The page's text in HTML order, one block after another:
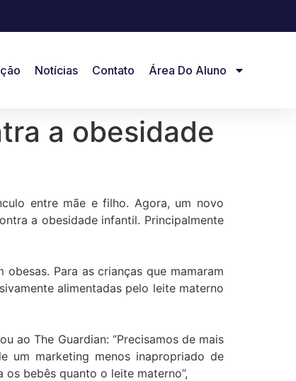
Notícias Contato Área Do Aluno
a obesidade
entre mãe e filho. Agora, um novo
a obesidade infantil. Principalmente
Para as crianças que mamaram
alimentadas pelo leite materno
ao The Guardian: “Precisamos de mais
um marketing menos inapropriado de
bebês quanto o leite materno”,